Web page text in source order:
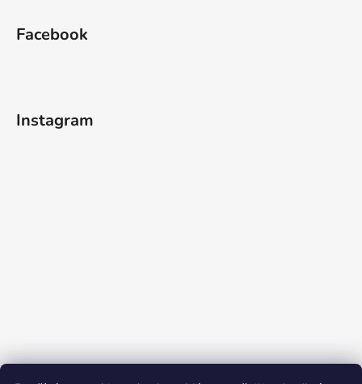
Facebook
Instagram